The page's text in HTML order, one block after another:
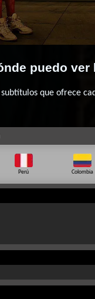
puedo ver
que ofrece
Perú Colombia